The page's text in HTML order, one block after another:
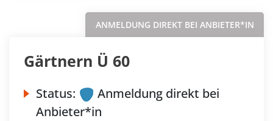
ANMELDUNG DIREKT BEI ANBIETER*IN
Gärtnern Ü 60
Status:
Anmeldung direkt bei
Anbieter*in